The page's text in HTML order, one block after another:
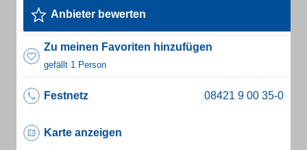
Anbieter bewerten
Zu meinen Favoriten hinzufügen
gefällt 1 Person
Festnetz
Karte anzeigen